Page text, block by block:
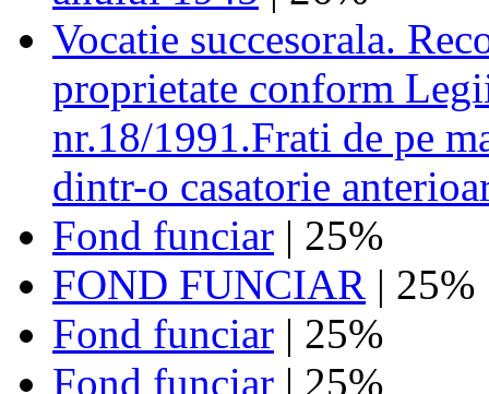
Vocatie succesorala.
proprietate conform
nr.18/1991.Frati de pe
dintr-o casatorie
Fond funciar | 25%
FOND FUNCIAR | 25%
Fond funciar | 25%
Fond funciar | 25%